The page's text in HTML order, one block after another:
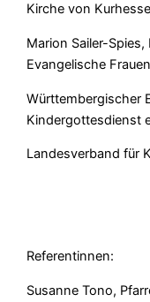
Kirche von
Marion Sailer-
Evangelische
Württembergischer
Kindergottesdienst
Landesverband für
Referentinnen:
Susanne Tono,